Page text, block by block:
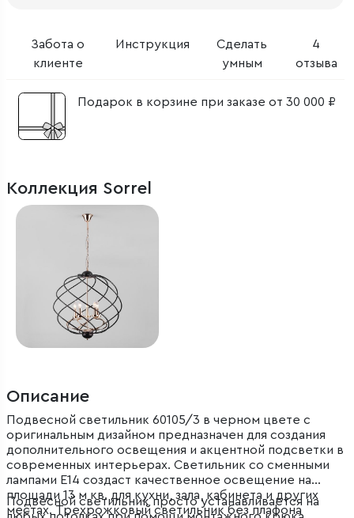
Забота о
клиенте
Инструкция
Сделать
умным
4
отзыва
Подарок в корзине при заказе от 30 000 ₽
Коллекция Sorrel
Описание
Подвесной светильник 60105/3 в черном цвете с
оригинальным дизайном предназначен для создания
дополнительного освещения и акцентной подсветки в
современных интерьерах. Светильник со сменными
лампами Е14 создаст качественное освещение на
площади 13 м кв. для кухни, зала, кабинета и других
местах. Трехрожковый светильник без плафона
Подвесной светильник просто устанавливается на